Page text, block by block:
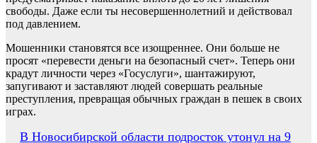
свободы. Даже если ты несовершеннолетний и действовал
под давлением.
Мошенники становятся все изощреннее. Они больше не
просят «перевести деньги на безопасный счет». Теперь они
крадут личности через «Госуслуги», шантажируют,
запугивают и заставляют людей совершать реальные
преступления, превращая обычных граждан в пешек в своих
играх.
Навигация
В Новосибирской области подросток утонул на 9